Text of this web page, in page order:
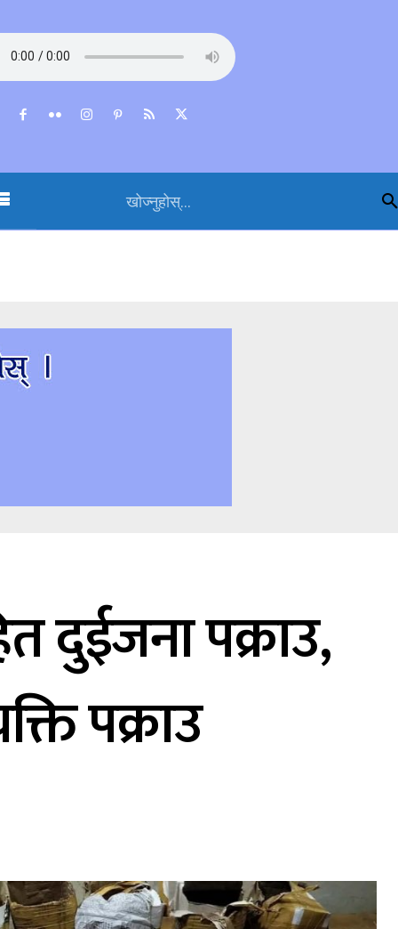
खोज्नुहोस्...
दुईजना पक्राउ,
पक्राउ